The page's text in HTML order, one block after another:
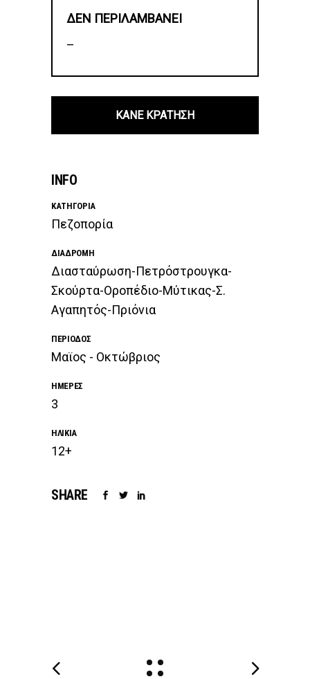
ΔΕΝ ΠΕΡΙΛΑΜΒΑΝΕΙ
–
ΚΑΝΕ ΚΡΑΤΗΣΗ
INFO
ΚΑΤΗΓΟΡΊΑ
Πεζοπορία
ΔΙΑΔΡΟΜΉ
Διασταύρωση-Πετρόστρουγκα-
Σκούρτα-Οροπέδιο-Μύτικας-Σ.
Αγαπητός-Πριόνια
ΠΕΡΊΟΔΟΣ
Μαϊος - Οκτώβριος
ΗΜΈΡΕΣ
3
ΗΛΙΚΊΑ
12+
SHARE